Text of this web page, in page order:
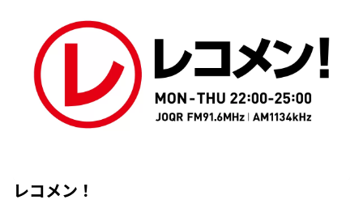
レコメン！